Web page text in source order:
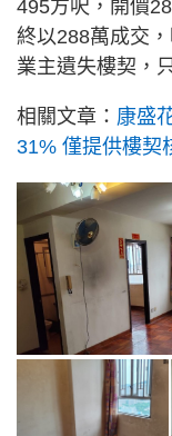
495方呎，開價
終以288萬成交
業主遺失樓契，
相關文章： 康盛
31% 僅提供樓契